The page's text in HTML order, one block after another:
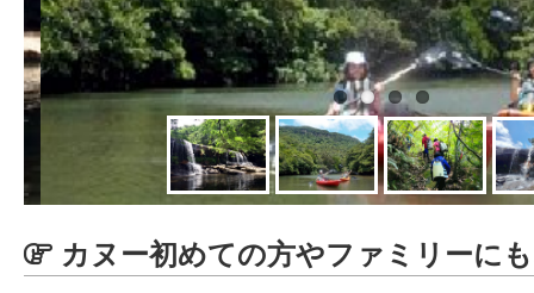
カヌー初めての方やファミリーに